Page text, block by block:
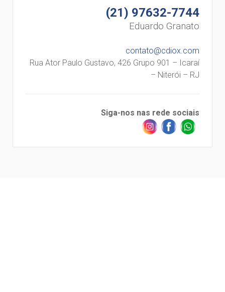
(21) 97632-7744
Eduardo Granato
contato@cdiox.com
Rua Ator Paulo Gustavo, 426 Grupo 901 – Icaraí
– Niterói – RJ
Siga-nos nas rede sociais